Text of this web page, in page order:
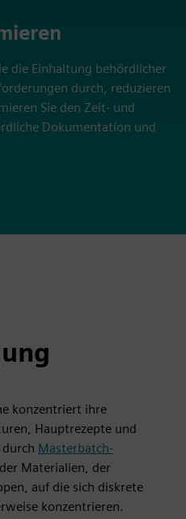
die Einhaltung behördlicher
durch, reduzieren
Sie den Zeit- und
Dokumentation und
konzentriert ihre
Hauptrezepte und
Masterbatch-
Materialien, der
auf die sich diskrete
konzentrieren.